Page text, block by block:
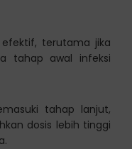
terutama jika
tahap awal infeksi
tahap lanjut,
dosis lebih tinggi